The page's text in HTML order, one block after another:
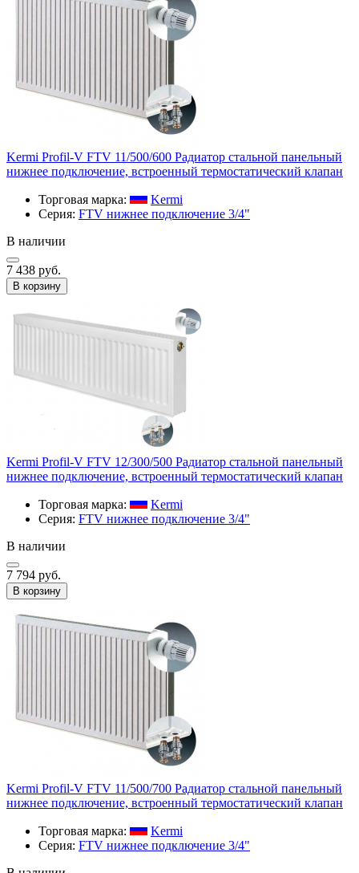
Kermi Profil-V FTV 11/500/600 Радиатор стальной панельный
нижнее подключение, встроенный термостатический клапан
Торговая марка:
Kermi
Серия: FTV нижнее подключение 3/4"
В наличии
7 438 руб.
В корзину
Kermi Profil-V FTV 12/300/500 Радиатор стальной панельный
нижнее подключение, встроенный термостатический клапан
Торговая марка:
Kermi
Серия: FTV нижнее подключение 3/4"
В наличии
7 794 руб.
В корзину
Kermi Profil-V FTV 11/500/700 Радиатор стальной панельный
нижнее подключение, встроенный термостатический клапан
Торговая марка:
Kermi
Серия: FTV нижнее подключение 3/4"